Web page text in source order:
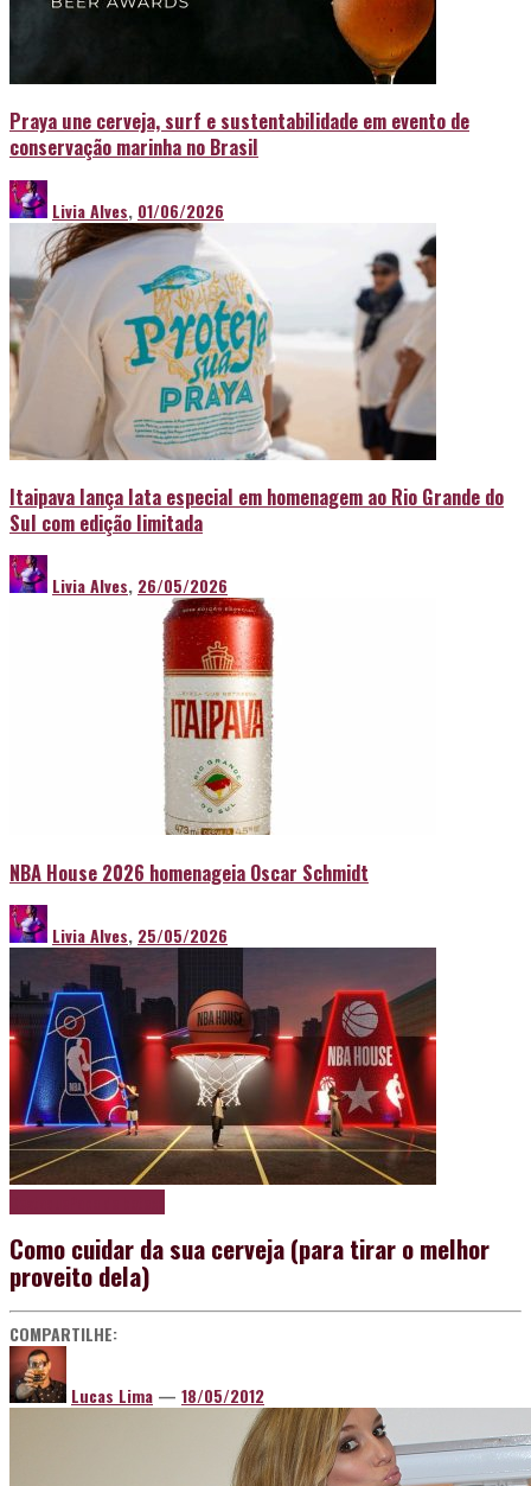
Praya une cerveja, surf e sustentabilidade em evento de
conservação marinha no Brasil
Livia Alves, 01/06/2026
Itaipava lança lata especial em homenagem ao Rio Grande do
Sul com edição limitada
Livia Alves, 26/05/2026
NBA House 2026 homenageia Oscar Schmidt
Livia Alves, 25/05/2026
Como cuidar da sua cerveja (para tirar o melhor
proveito dela)
COMPARTILHE:
Lucas Lima — 18/05/2012